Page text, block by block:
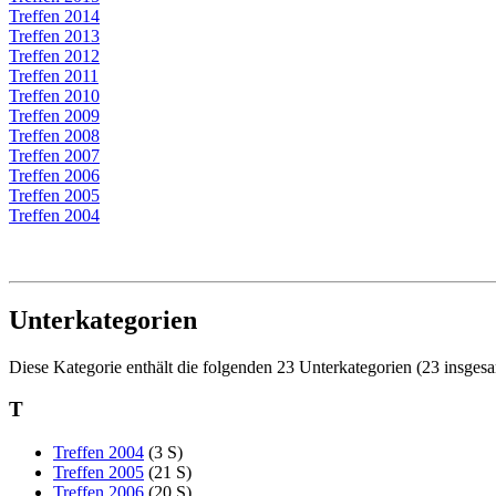
Treffen 2014
Treffen 2013
Treffen 2012
Treffen 2011
Treffen 2010
Treffen 2009
Treffen 2008
Treffen 2007
Treffen 2006
Treffen 2005
Treffen 2004
Unterkategorien
Diese Kategorie enthält die folgenden 23 Unterkategorien (23
T
Treffen 2004 (3 S)
Treffen 2005 (21 S)